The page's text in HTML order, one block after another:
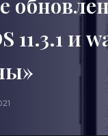
11.3.1 и